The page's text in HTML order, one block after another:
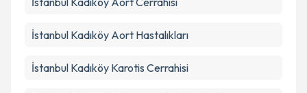
İstanbul Kadıköy Aort Hastalıkları
İstanbul Kadıköy Karotis Cerrahisi